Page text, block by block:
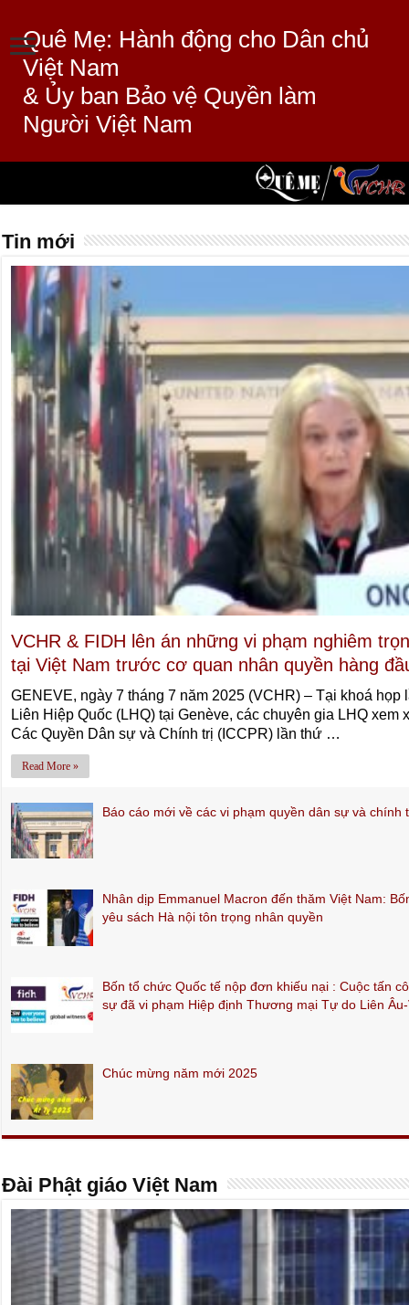
Quê Mẹ: Hành động cho Dân chủ
Việt Nam
& Ủy ban Bảo vệ Quyền làm
Người Việt Nam
Tin mới
VCHR & FIDH lên án những vi phạm nghiêm
tại Việt Nam trước cơ quan nhân quyền hàng
GENEVE, ngày 7 tháng 7 năm 2025 (VCHR) – Tại khoá
Liên Hiệp Quốc (LHQ) tại Genève, các chuyên gia LHQ
Các Quyền Dân sự và Chính trị (ICCPR) lần thứ …
Read More »
Báo cáo mới về các vi phạm quyền dân sự và chính
Nhân dịp Emmanuel Macron đến thăm Việt Nam:
yêu sách Hà nội tôn trọng nhân quyền
Bốn tổ chức Quốc tế nộp đơn khiếu nại : Cuộc tấn
sự đã vi phạm Hiệp định Thương mại Tự do Liên
Chúc mừng năm mới 2025
Đài Phật giáo Việt Nam